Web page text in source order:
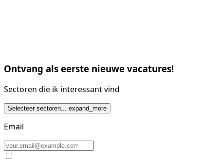
Ontvang als eerste nieuwe vacatures!
Sectoren die ik interessant vind
Selecteer sectoren... expand_more
Email